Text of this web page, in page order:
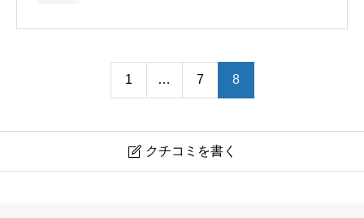
過ごすこともでき家族で楽しむにはいい場所です。周囲
1 … 7 8
 クチコミを書く